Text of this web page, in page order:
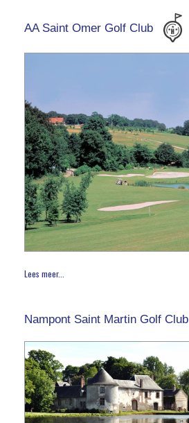
AA Saint Omer Golf Club
Lees meer...
Nampont Saint Martin Golf Club